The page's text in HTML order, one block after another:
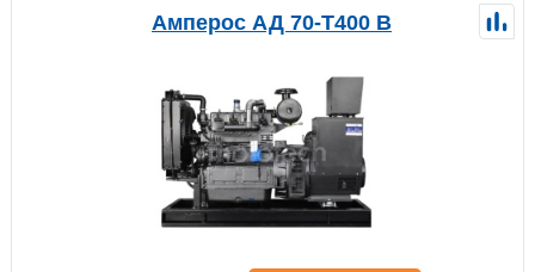
Амперос АД 70-Т400 B